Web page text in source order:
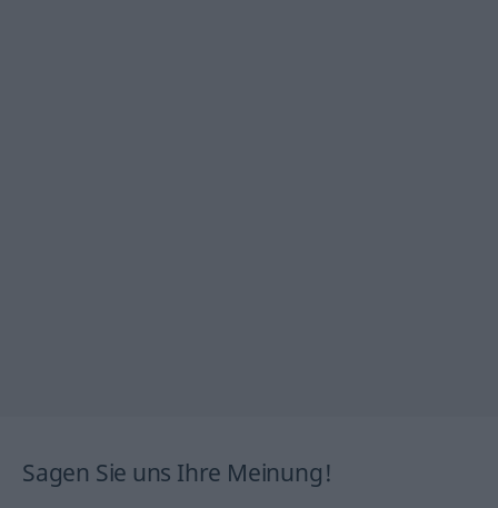
Sagen Sie uns Ihre Meinung!